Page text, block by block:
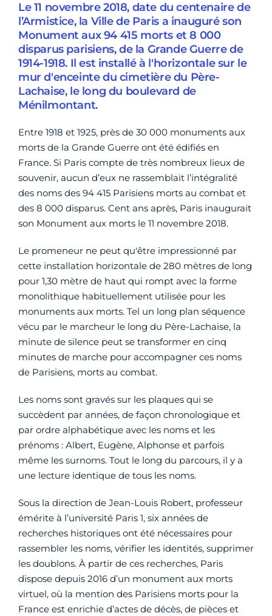
Le 11 novembre 2018, date du centenaire de
l’Armistice, la Ville de Paris a inauguré son
Monument aux 94 415 morts et 8 000
disparus parisiens, de la Grande Guerre de
1914-1918. Il est installé à l'horizontale sur le
mur d'enceinte du cimetière du Père-
Lachaise, le long du boulevard de
Ménilmontant.
Entre 1918 et 1925, près de 30 000 monuments aux
morts de la Grande Guerre ont été édifiés en
France. Si Paris compte de très nombreux lieux de
souvenir, aucun d’eux ne rassemblait l’intégralité
des noms des 94 415 Parisiens morts au combat et
des 8 000 disparus. Cent ans après, Paris inaugurait
son Monument aux morts le 11 novembre 2018.
Le promeneur ne peut qu'être impressionné par
cette installation horizontale de 280 mètres de long
pour 1,30 mètre de haut qui rompt avec la forme
monolithique habituellement utilisée pour les
monuments aux morts. Tel un long plan séquence
vécu par le marcheur le long du Père-Lachaise, la
minute de silence peut se transformer en cinq
minutes de marche pour accompagner ces noms
de Parisiens, morts au combat.
Les noms sont gravés sur les plaques qui se
succèdent par années, de façon chronologique et
par ordre alphabétique avec les noms et les
prénoms : Albert, Eugène, Alphonse et parfois
même les surnoms. Tout le long du parcours, il y a
une lecture identique de tous les noms.
Sous la direction de Jean-Louis Robert, professeur
émérite à l’université Paris 1, six années de
recherches historiques ont été nécessaires pour
rassembler les noms, vérifier les identités, supprimer
les doublons. À partir de ces recherches, Paris
dispose depuis 2016 d’un monument aux morts
virtuel, où la mention des Parisiens morts pour la
France est enrichie d’actes de décès, de pièces et